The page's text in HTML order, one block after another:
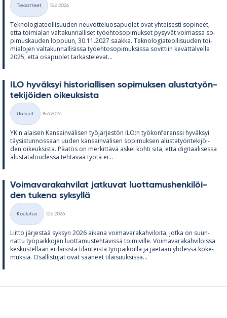
Kategoriat
Tiedotteet
15.6.2026
Tek­no­lo­gia­teol­li­suu­den neu­vot­te­luos­a­puo­let ovat yh­tei­sesti so­pi­neet,
että toi­mia­lan val­ta­kun­nal­li­set työ­eh­to­so­pi­muk­set py­sy­vät voi­massa so­
pi­mus­kau­den lop­puun, 30.11.2027 saakka. Tek­no­lo­gia­teol­li­suu­den toi­
mia­lo­jen val­ta­kun­nal­li­sissa työ­eh­to­so­pi­muk­sissa so­vit­tiin ke­vät­tal­vella
2025, että os­a­puo­let tar­kas­te­le­vat...
ILO hy­väk­syi his­to­rial­li­sen so­pi­muk­sen alus­ta­työn­
te­ki­jöi­den oi­keuk­sista
Kategoriat
Uutiset
15.6.2026
YK:n alai­sen Kan­sain­vä­li­sen työ­jär­jes­tön ILO:n työ­kon­fe­renssi hy­väk­syi
täy­sis­tun­nos­saan uu­den kan­sain­vä­li­sen so­pi­muk­sen alus­ta­työn­te­ki­jöi­
den oi­keuk­sista. Pää­tös on mer­kit­tävä as­kel kohti sitä, että di­gi­taa­li­sessa
alus­ta­ta­lou­dessa teh­tä­vää työtä ei...
Voi­ma­va­ra­kah­vi­lat jat­ku­vat luot­ta­mus­hen­ki­löi­
den tu­kena syk­syllä
Kategoriat
Koulutus
12.6.2026
Liitto jär­jes­tää syk­syn 2026 ai­kana voi­ma­va­ra­kah­vi­loita, jotka on suun­
nattu työ­paik­ko­jen luot­ta­mus­teh­tä­vissä toi­mi­ville. Voi­ma­va­ra­kah­vi­loissa
kes­kus­tel­laan eri­lai­sista ti­lan­teista työ­pai­koilla ja jae­taan yh­dessä ko­ke­
muk­sia. Osal­lis­tu­jat ovat saa­neet ti­lai­suuk­sissa...